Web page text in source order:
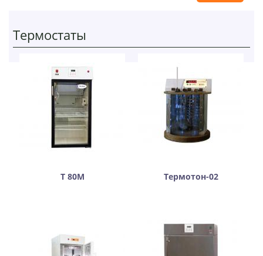
Термостаты
Т 80М Термотон-02